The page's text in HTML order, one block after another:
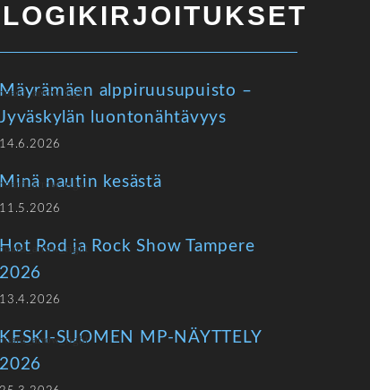
Mäyrämäen alppiruusupuisto –
Jyväskylän luontonähtävyys
14.6.2026
Minä nautin kesästä
11.5.2026
Hot Rod ja Rock Show Tampere
2026
13.4.2026
KESKI-SUOMEN MP-NÄYTTELY
2026